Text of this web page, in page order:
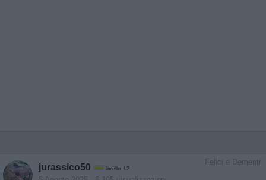
Felici e Dementi
jurassico50 livello 12